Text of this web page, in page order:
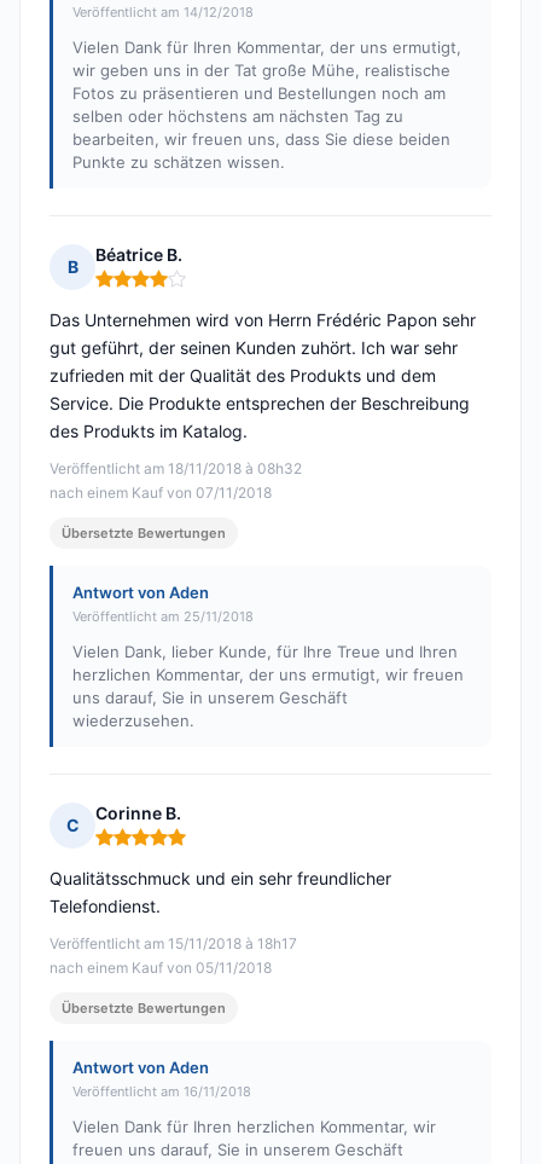
Veröffentlicht am 14/12/2018
Vielen Dank für Ihren Kommentar, der uns ermutigt,
wir geben uns in der Tat große Mühe, realistische
Fotos zu präsentieren und Bestellungen noch am
selben oder höchstens am nächsten Tag zu
bearbeiten, wir freuen uns, dass Sie diese beiden
Punkte zu schätzen wissen.
B
Béatrice B.
Hinweis: 4 von 5
Veröffentlicht am 18/11/2018 à 08h32
nach einem Kauf von 07/11/2018
Das Unternehmen wird von Herrn Frédéric Papon sehr
gut geführt, der seinen Kunden zuhört. Ich war sehr
zufrieden mit der Qualität des Produkts und dem
Service. Die Produkte entsprechen der Beschreibung
des Produkts im Katalog.
Übersetzte Bewertungen
Antwort von Aden
Veröffentlicht am 25/11/2018
Vielen Dank, lieber Kunde, für Ihre Treue und Ihren
herzlichen Kommentar, der uns ermutigt, wir freuen
uns darauf, Sie in unserem Geschäft
wiederzusehen.
C
Corinne B.
Hinweis: 5 von 5
Veröffentlicht am 15/11/2018 à 18h17
nach einem Kauf von 05/11/2018
Qualitätsschmuck und ein sehr freundlicher
Telefondienst.
Übersetzte Bewertungen
Antwort von Aden
Veröffentlicht am 16/11/2018
Vielen Dank für Ihren herzlichen Kommentar, wir
freuen uns darauf, Sie in unserem Geschäft